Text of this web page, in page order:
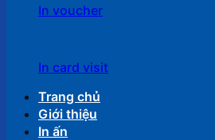
In voucher
In card visit
Trang chủ
Giới thiệu
In ấn